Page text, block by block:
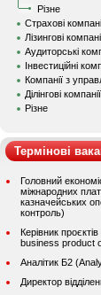
Різне
Страхові
Лізингові
Аудиторські
Інвестиційні
Компанії з
Ділінгові
Різне
Термінові
Головний
міжнародних
казначейських
контроль)
Керівник
business product
Аналітик Б2
Директор